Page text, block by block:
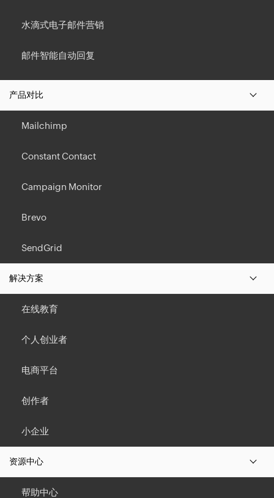
水滴式电子邮件营销
邮件智能自动回复
产品对比
Mailchimp
Constant Contact
Campaign Monitor
Brevo
SendGrid
解决方案
在线教育
个人创业者
电商平台
创作者
小企业
资源中心
帮助中心